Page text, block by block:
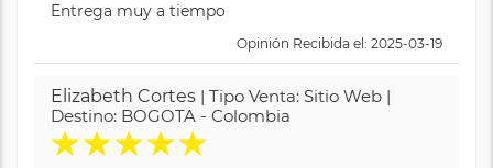
Entrega muy a tiempo
Opinión Recibida el: 2025-03-19
Elizabeth Cortes | Tipo Venta: Sitio Web |
Destino: BOGOTA - Colombia
★★★★★